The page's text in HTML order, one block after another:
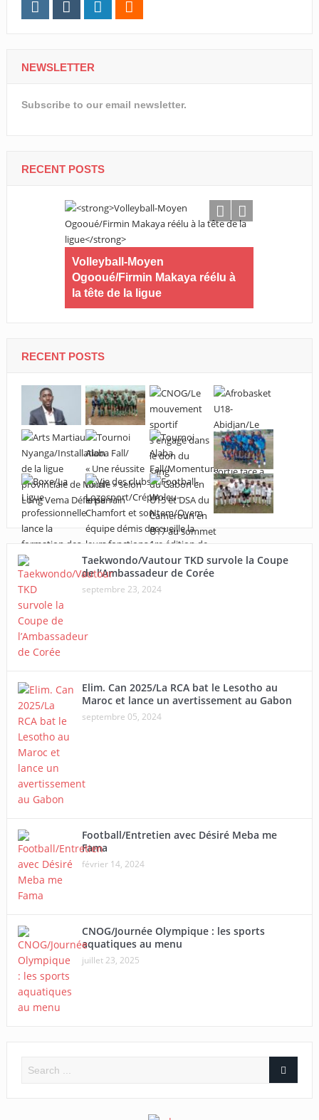
NEWSLETTER
Subscribe to our email newsletter.
RECENT POSTS
de sa
Volleyball-Moyen
Ogooué/Firmin Makaya réélu à
la tête de la ligue
RECENT POSTS
Taekwondo/Vautour TKD survole la Coupe
de l’Ambassadeur de Corée
septembre 23, 2024
Elim. Can 2025/La RCA bat le Lesotho au
Maroc et lance un avertissement au Gabon
septembre 05, 2024
Football/Entretien avec Désiré Meba me
Fama
février 14, 2024
CNOG/Journée Olympique : les sports
aquatiques au menu
juillet 23, 2025